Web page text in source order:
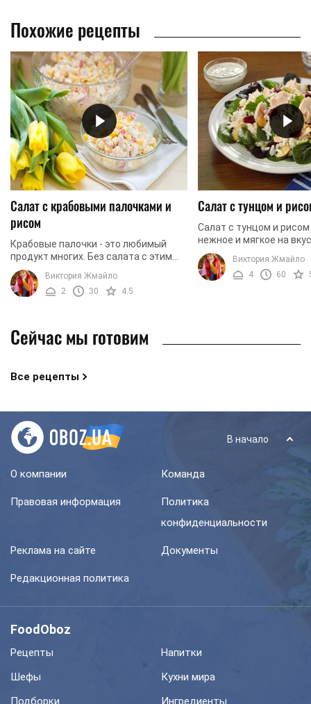
Похожие рецепты
Салат с крабовыми палочками и
рисом
Крабовые палочки - это любимый
продукт многих. Без салата с этим
ингредиентом не обходится ни один
праздничный стол. И это
неудивительно, ведь ...
Виктория Жмайло
2
30 4.5
Салат с тунцом и
Салат с тунцом и рисом
нежное и мягкое на
Прежде всего, это
сочетанием основных
Именно они и ...
Виктория Жмайло
4
60
Сейчас мы готовим
Все рецепты
В начало
О компании Команда
Правовая информация
Политика
конфиденциальности
Реклама на сайте Документы
Редакционная политика
FoodOboz
Рецепты
Напитки
Шефы
Кухни мира
Подборки
Ингредиенты